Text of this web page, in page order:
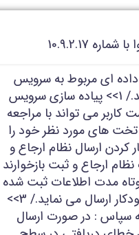
10.9.2.17
ای مربوط به سرویس
هاست با شماره ورژن 10.9.1.16 می باشد./ 1>> پیاده سازی سرویس
می تواند با مراجعه
به منوی تظیمات سیستم شماره 17-19 تخت های مورد نظر خود را
نماید./ 2>> خودکار کردن ارسال نظام ارجاع و
ارجاع و ثبت بازخوارند
مدت اطلاعات ثبت شده
در نرم افزار را جمع آوری و به صورت خودکار ارسال می نماید./ 3>>
سپاس : در صورت ارسال